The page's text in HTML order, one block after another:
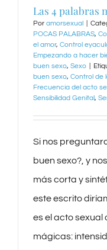
Las 4 palabras
Por amorsexual
POCAS PALABRAS,
el amor, Control
Empezando a hacer
buen sexo, Sexo
buen sexo, Control de
Frecuencia del acto
Sensibilidad Genital,
Si nos
buen sexo?, y
más corta y
este escrito
es el acto
mágicas: